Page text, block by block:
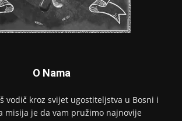
O Nama
vodič kroz svijet ugostiteljstva u Bosni i
misija je da vam pružimo najnovije